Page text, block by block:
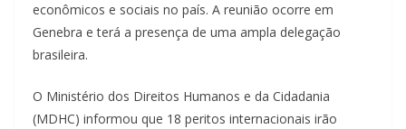
econômicos e sociais no país. A reunião ocorre em
Genebra e terá a presença de uma ampla delegação
brasileira.
O Ministério dos Direitos Humanos e da Cidadania
(MDHC) informou que 18 peritos internacionais irão